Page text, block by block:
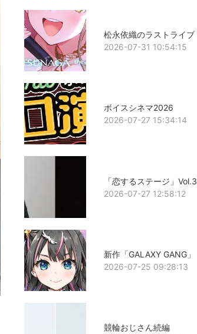
松永依織のラストライブ
2026-07-31 10:54:15
ボイスシネマ2026
2026-07-27 15:34:14
「恋するステージ」Vol.3
2026-07-27 12:58:12
新作「GALAXY GANG」
2026-07-25 09:28:13
競輪おじさん続編